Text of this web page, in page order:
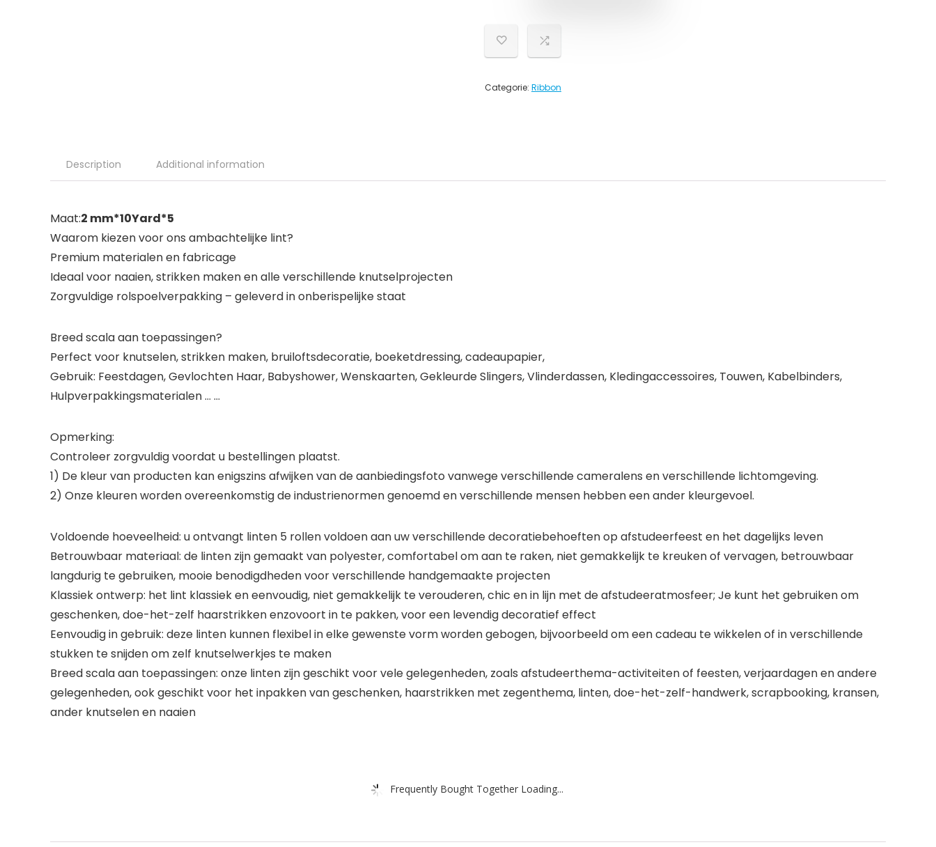
Categorie: Ribbon
Description Additional information
Maat:2 mm*10Yard*5
Waarom kiezen voor ons ambachtelijke lint?
Premium materialen en fabricage
Ideaal voor naaien, strikken maken en alle verschillende knutselprojecten
Zorgvuldige rolspoelverpakking – geleverd in onberispelijke staat
Breed scala aan toepassingen?
Perfect voor knutselen, strikken maken, bruiloftsdecoratie, boeketdressing, cadeaupapier,
Gebruik: Feestdagen, Gevlochten Haar, Babyshower, Wenskaarten, Gekleurde Slingers, Vlinderdassen, Kledingaccessoires, Touwen, Kabelbinders,
Hulpverpakkingsmaterialen … …
Opmerking:
Controleer zorgvuldig voordat u bestellingen plaatst.
1) De kleur van producten kan enigszins afwijken van de aanbiedingsfoto vanwege verschillende cameralens en verschillende lichtomgeving.
2) Onze kleuren worden overeenkomstig de industrienormen genoemd en verschillende mensen hebben een ander kleurgevoel.
Voldoende hoeveelheid: u ontvangt linten 5 rollen voldoen aan uw verschillende decoratiebehoeften op afstudeerfeest en het dagelijks leven
Betrouwbaar materiaal: de linten zijn gemaakt van polyester, comfortabel om aan te raken, niet gemakkelijk te kreuken of vervagen, betrouwbaar
langdurig te gebruiken, mooie benodigdheden voor verschillende handgemaakte projecten
Klassiek ontwerp: het lint klassiek en eenvoudig, niet gemakkelijk te verouderen, chic en in lijn met de afstudeeratmosfeer; Je kunt het gebruiken om
geschenken, doe-het-zelf haarstrikken enzovoort in te pakken, voor een levendig decoratief effect
Eenvoudig in gebruik: deze linten kunnen flexibel in elke gewenste vorm worden gebogen, bijvoorbeeld om een cadeau te wikkelen of in verschillende
stukken te snijden om zelf knutselwerkjes te maken
Breed scala aan toepassingen: onze linten zijn geschikt voor vele gelegenheden, zoals afstudeerthema-activiteiten of feesten, verjaardagen en andere
gelegenheden, ook geschikt voor het inpakken van geschenken, haarstrikken met zegenthema, linten, doe-het-zelf-handwerk, scrapbooking, kransen,
ander knutselen en naaien
Frequently Bought Together Loading...